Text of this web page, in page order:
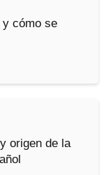
cómo se
origen de la